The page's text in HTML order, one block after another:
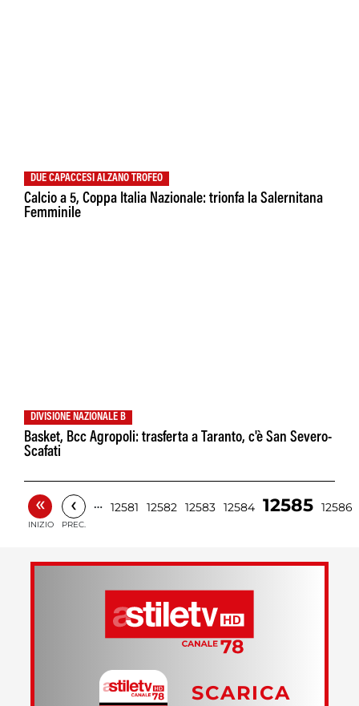
DUE CAPACCESI ALZANO TROFEO
Calcio a 5, Coppa Italia Nazionale: trionfa la Salernitana
Femminile
DIVISIONE NAZIONALE B
Basket, Bcc Agropoli: trasferta a Taranto, c'è San Severo-
Scafati
«
INIZIO
‹
PREC.
… 12581 12582 12583 12584 12585 12586
SCARICA